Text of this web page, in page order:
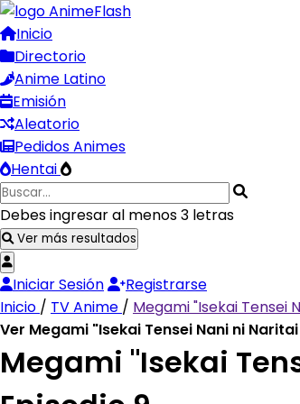
Inicio
Directorio
Anime Latino
Emisión
Aleatorio
Pedidos Animes
Hentai
Debes ingresar al menos 3 letras
Ver más resultados
Iniciar Sesión
Registrarse
Inicio / TV Anime / Megami "Isekai Tensei
Ver Megami "Isekai Tensei Nani ni
Megami "Isekai